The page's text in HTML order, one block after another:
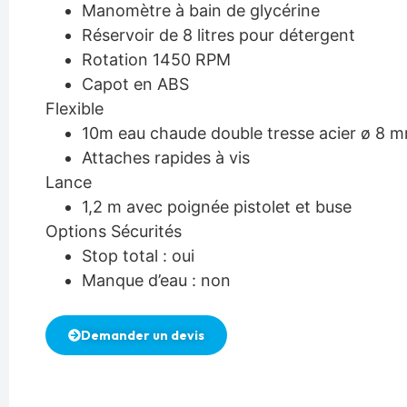
Manomètre à bain de glycérine
Réservoir de 8 litres pour détergent
Rotation 1450 RPM
Capot en ABS
Flexible
10m eau chaude double tresse acier ø 8
Attaches rapides à vis
Lance
1,2 m avec poignée pistolet et buse
Options Sécurités
Stop total : oui
Manque d’eau : non
Demander un devis